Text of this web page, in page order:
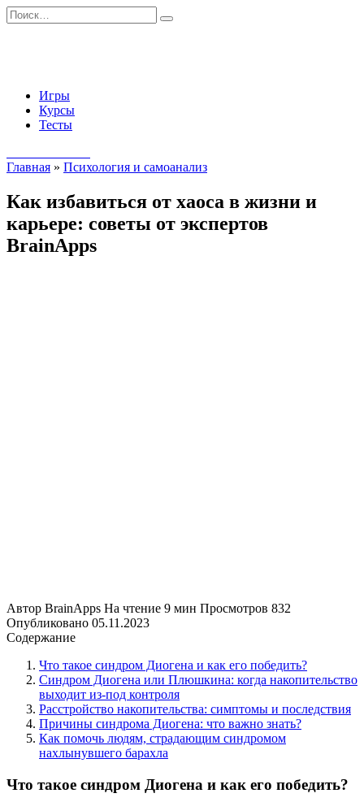
Перейти
к
Search
for:
Игры
Курсы
Тесты
Главная » Психология и самоанализ
Как избавиться от хаоса в жизни и
карьере: советы от экспертов
BrainApps
Автор BrainApps На чтение 9 мин Просмотров 832
Опубликовано 05.11.2023
Содержание
Что такое синдром Диогена и как его победить?
Синдром Диогена или Плюшкина: когда накопительство
выходит из-под контроля
Расстройство накопительства: симптомы и последствия
Причины синдрома Диогена: что важно знать?
Как помочь людям, страдающим синдромом
нахлынувшего барахла
Что такое синдром Диогена и как его победить?